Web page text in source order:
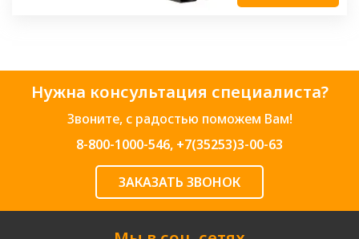
Нужна консультация специалиста?
Звоните, с радостью поможем Вам!
8-800-1000-546, +7(35253)3-00-63
ЗАКАЗАТЬ ЗВОНОК